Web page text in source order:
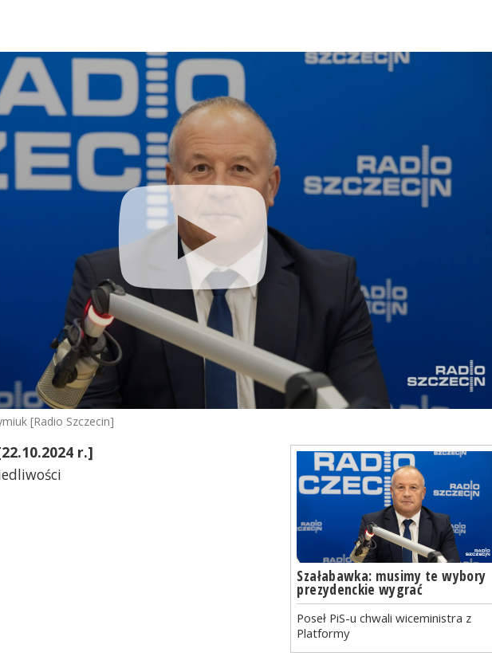
[Radio Szczecin]
Szałabawka: musimy te wybory
prezydenckie wygrać
Poseł PiS-u chwali wiceministra z
Platformy
r.]